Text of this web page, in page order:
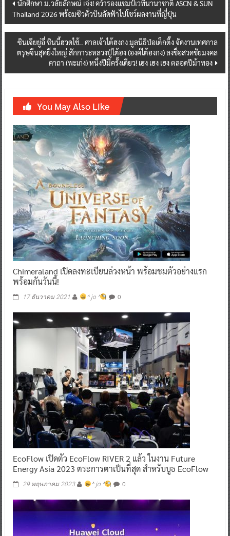
navigation
นักศึกษา ม.วลัยลักษณ์ เจ๋ง! คว้ารองแชมป์เวทีนานาชาติ ASCN & SUN
Thailand 2026 พร้อมซิวตั๋วบินลัดฟ้าไปโชว์ผลงานที่ญี่ปุ่น
ซินเจียยู่อี่ ซินนี้ฮวดไช้.. ศาลเจ้าไต้ฮงกง มูลนิธิป่อเต็กตึ๊ง จัดงานเทศกาล
ตรุษจีนสุดยิ่งใหญ่ สักการะหลวงปู่ไต้ฮง (องค์ไต้ฮงกง) ลงชื่อสวดชัยมงคล
คาถา (พะเก่ง) หนึ่งปีมีครั้งเดียว! เฮง เฮง เฮง ตลอดปีม้าทอง
You May Also Like
Chimeraland เปิดลงทะเบียนล่วงหน้า พร้อมชมตัวอย่างแรก
พร้อมกันวันนี้!
17 ธันวาคม 2021 ^ jo ^ 0
EcoFlow เปิดตัว EcoFlow RIVER 2 แล้ว ในงาน Future
Energy Asia 2023 ตระการตาเป็นที่สุด สำหรับบูธ EcoFlow
29 พฤษภาคม 2023 ^ jo ^ 0